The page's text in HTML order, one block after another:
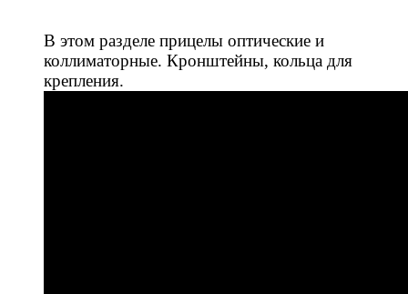
В этом разделе прицелы оптические и
коллиматорные. Кронштейны, кольца для
крепления.